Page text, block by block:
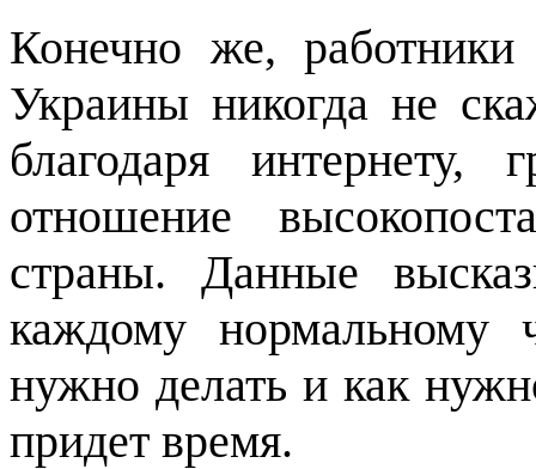
Конечно же,
Украины никогда не
благодаря интернету,
отношение
страны. Данные
каждому нормальному
нужно делать и как
придет время.